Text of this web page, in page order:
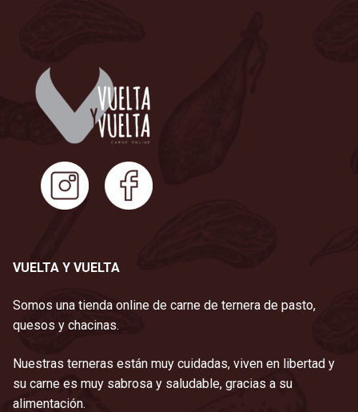
VUELTA Y VUELTA
Somos una tienda online de carne de ternera de pasto,
quesos y chacinas.
Nuestras terneras están muy cuidadas, viven en libertad y
su carne es muy sabrosa y saludable, gracias a su
alimentación.